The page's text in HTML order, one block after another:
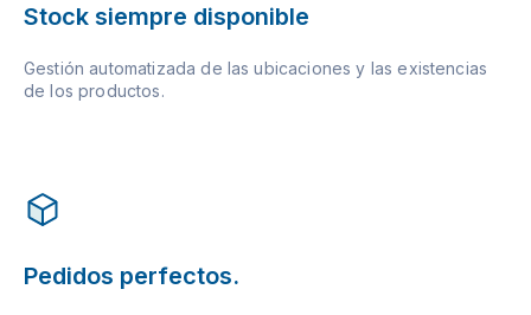
Stock siempre disponible
Gestión automatizada de las ubicaciones y las existencias
de los productos.
Pedidos perfectos.